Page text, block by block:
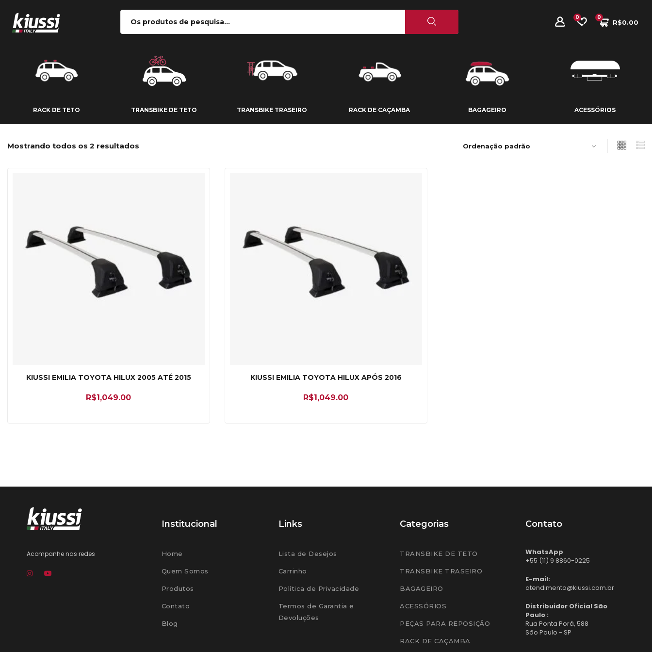
0
R$0.00
0
RACK DE TETO TRANSBIKE DE TETO TRANSBIKE TRASEIRO RACK DE CAÇAMBA BAGAGEIRO ACESSÓRIOS
TRANSBIKE DE TETO
Mostrando todos os 2 resultados
KIUSSI EMILIA TOYOTA HILUX 2005 ATÉ 2015
R$1,049.00
KIUSSI EMILIA TOYOTA HILUX APÓS 2016
R$1,049.00
Acompanhe nas redes
Institucional
Home
Quem Somos
Produtos
Contato
Blog
Links
Lista de Desejos
Carrinho
Política de Privacidade
Termos de Garantia e
Devoluções
Categorias
TRANSBIKE DE TETO
TRANSBIKE TRASEIRO
BAGAGEIRO
ACESSÓRIOS
PEÇAS PARA REPOSIÇÃO
RACK DE CAÇAMBA
Contato
WhatsApp
+55 (11) 9 8860-0225
E-mail:
atendimento@kiussi.com.br
Distribuidor Oficial São
Paulo :
Rua Ponta Porã, 588
São Paulo - SP